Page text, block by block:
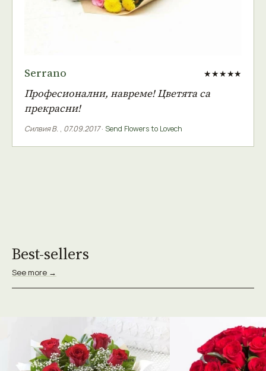
Serrano ★★★★★
Професионални, навреме! Цветята са
прекрасни!
Силвия В. , 07.09.2017· Send Flowers to Lovech
Best-sellers
See more →